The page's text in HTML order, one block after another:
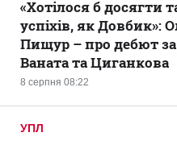
8 серпня 08:22
«Хотілося б досягти
успіхів, як Довбик»:
Пищур – про дебют
Ваната та Циганкова
УПЛ